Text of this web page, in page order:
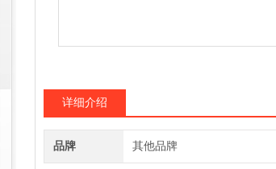
详细介绍
品牌 其他品牌